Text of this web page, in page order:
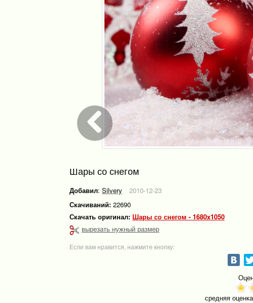
Шары со снегом
Добавил: Silvery
2010-12-23
Скачиваний: 22690
Скачать оригинал:
Шары со снегом - 1680x1050
вырезать нужный размер
Если вам нравится, нажмите кнопку:
средняя